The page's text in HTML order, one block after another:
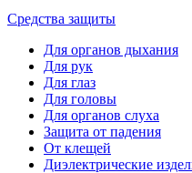
Средства защиты
Для органов дыхания
Для рук
Для глаз
Для головы
Для органов слуха
Защита от падения
От клещей
Диэлектрические